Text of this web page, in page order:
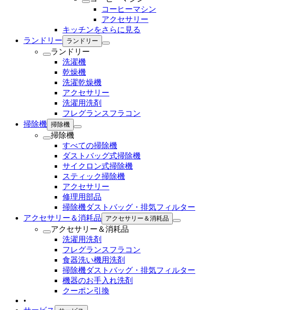
コーヒーマシン
アクセサリー
キッチンをさらに見る
ランドリー
ランドリー
ランドリー
洗濯機
乾燥機
洗濯乾燥機
アクセサリー
洗濯用洗剤
フレグランスフラコン
掃除機 掃除機
掃除機
すべての掃除機
ダストバッグ式掃除機
サイクロン式掃除機
スティック掃除機
アクセサリー
修理用部品
掃除機ダストバッグ・排気フィルター
アクセサリー＆消耗品
アクセサリー＆消耗品
アクセサリー＆消耗品
洗濯用洗剤
フレグランスフラコン
食器洗い機用洗剤
掃除機ダストバッグ・排気フィルター
機器のお手入れ洗剤
クーポン引換
•